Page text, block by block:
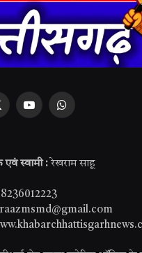
YouTubeWhatsApp
एवं स्वामी : रेखराम साहू